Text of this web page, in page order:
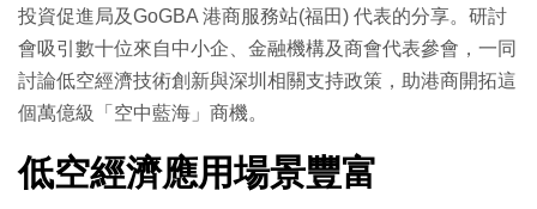
投資促進局及GoGBA 港商服務站(福田) 代表的分享。研討
會吸引數十位來自中小企、金融機構及商會代表參會，一同
討論低空經濟技術創新與深圳相關支持政策，助港商開拓這
個萬億級「空中藍海」商機。
低空經濟應用場景豐富